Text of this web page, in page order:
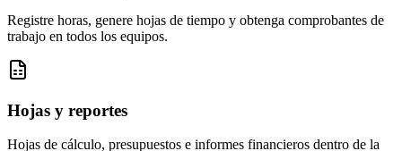
Registre horas, genere hojas de tiempo y obtenga comprobantes de
trabajo en todos los equipos.
Hojas y reportes
Hojas de cálculo, presupuestos e informes financieros dentro de la